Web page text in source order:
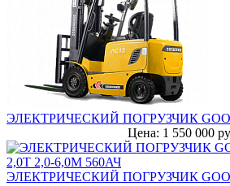
ЭЛЕКТРИЧЕСКИЙ ПОГРУЗЧИК
Цена: 1 550 000
ЭЛЕКТРИЧЕСКИЙ ПОГРУЗЧИК